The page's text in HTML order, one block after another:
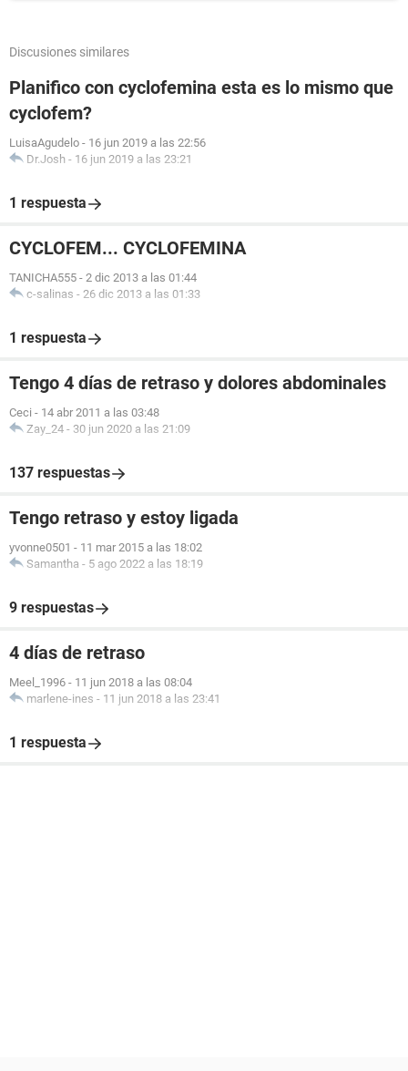
Discusiones similares
Planifico con cyclofemina esta es lo mismo que
cyclofem?
LuisaAgudelo - 16 jun 2019 a las 22:56
Dr.Josh - 16 jun 2019 a las 23:21
1 respuesta
CYCLOFEM... CYCLOFEMINA
TANICHA555 - 2 dic 2013 a las 01:44
c-salinas - 26 dic 2013 a las 01:33
1 respuesta
Tengo 4 días de retraso y dolores abdominales
Ceci - 14 abr 2011 a las 03:48
Zay_24 - 30 jun 2020 a las 21:09
137 respuestas
Tengo retraso y estoy ligada
yvonne0501 - 11 mar 2015 a las 18:02
Samantha - 5 ago 2022 a las 18:19
9 respuestas
4 días de retraso
Meel_1996 - 11 jun 2018 a las 08:04
marlene-ines - 11 jun 2018 a las 23:41
1 respuesta